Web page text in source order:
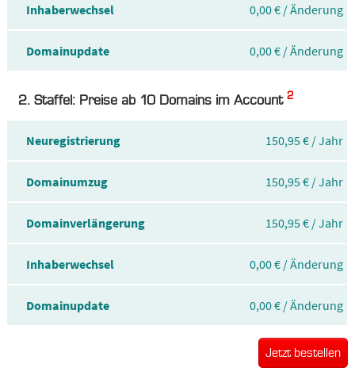
Inhaberwechsel 0,00 € / Änderung
Domainupdate 0,00 € / Änderung
2. Staffel: Preise ab 10 Domains im Account 2
Neuregistrierung 150,95 € / Jahr
Domainumzug 150,95 € / Jahr
Domainverlängerung 150,95 € / Jahr
Inhaberwechsel 0,00 € / Änderung
Domainupdate 0,00 € / Änderung
Jetzt bestellen